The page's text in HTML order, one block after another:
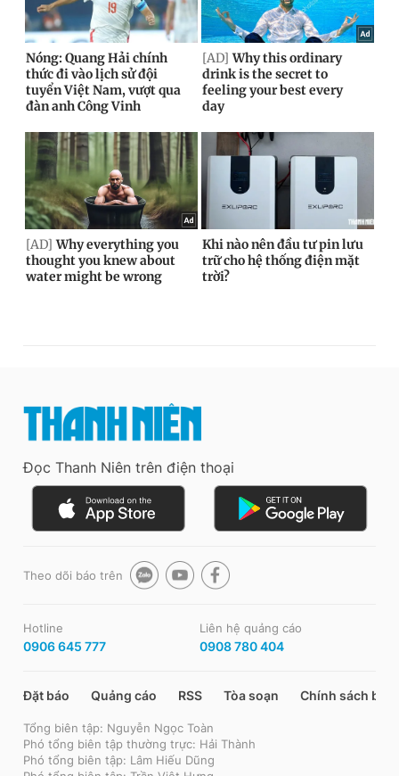
Đọc Thanh Niên trên điện thoại
Theo dõi báo trên
Hotline
0906 645 777
Liên hệ quảng cáo
0908 780 404
Đặt báo Quảng cáo RSS Tòa soạn Chính sách bảo
Tổng biên tập: Nguyễn Ngọc Toàn
Phó tổng biên tập thường trực: Hải Thành
Phó tổng biên tập: Lâm Hiếu Dũng